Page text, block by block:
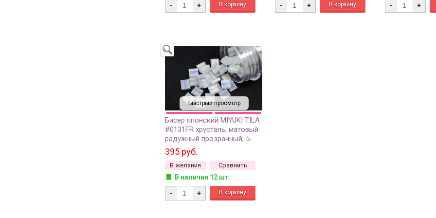
- + - + - +
Быстрый просмотр
Бисер японский MIYUKI TILA
#0131FR хрусталь, матовый
радужный прозрачный, 5
грамм
395 руб.
В желания Сравнить
В наличии 12 шт.
- +